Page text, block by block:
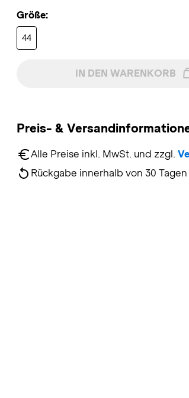
Größe:
44
IN DEN WARENKORB
Preis- &
Alle Preise inkl. MwSt. und zzgl.
Rückgabe innerhalb von 30